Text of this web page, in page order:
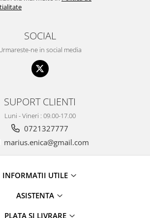
SOCIAL
ne in social media
SUPORT CLIENTI
Luni - Vineri : 09.00-17.00
0721327777
marius.enica@gmail.com
INFORMATII UTILE
ASISTENTA
PLATA SI LIVRARE